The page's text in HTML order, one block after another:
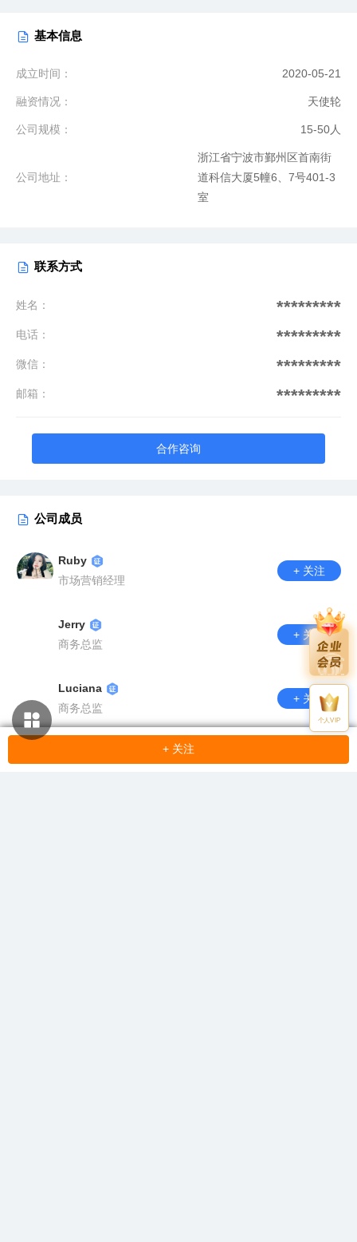
+ 关注
基本信息
成立时间： 2020-05-21
融资情况： 天使轮
公司规模： 15-50人
公司地址：
浙江省宁波市鄞州区首南街
道科信大厦5幢6、7号401-3
室
联系方式
姓名： *********
电话： *********
微信： *********
邮箱： *********
合作咨询
公司成员
Ruby
市场营销经理
+ 关注
Jerry
商务总监
+ 关注
Luciana
商务总监
+ 关注
+ 关注
个人VIP